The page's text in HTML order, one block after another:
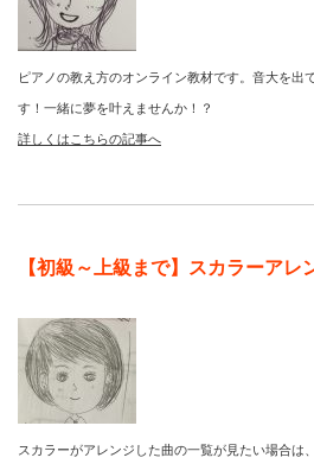
ピアノの教え方のオンライン教材です。音大を出
す！一緒に夢を叶えませんか！？
詳しくはこちらの記事へ
【初級～上級まで】スカラーアレ
スカラーがアレンジした曲の一覧が見たい場合は